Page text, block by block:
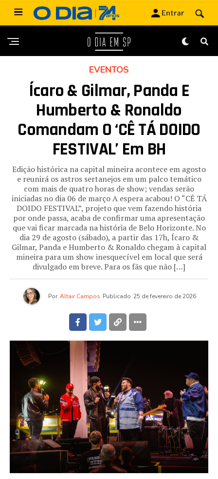
EVENTOS
Ícaro & Gilmar, Panda E
Humberto & Ronaldo
Comandam O ‘CÊ TÁ DOIDO
FESTIVAL’ Em BH
Edição histórica na capital mineira acontece em agosto
e reunirá os astros sertanejos em um palco temático
com mais de quatro horas de show; vendas serão
iniciadas no dia 06 de março A espera acabou! O “CÊ TÁ
DOIDO FESTIVAL”, projeto que vem fazendo história
por onde passa, acaba de confirmar uma apresentação
que vai ficar marcada na história de Belo Horizonte. No
dia 29 de agosto (sábado), a partir das 17h, Ícaro &
Gilmar, Panda e Humberto & Ronaldo chegam à capital
mineira para um show inesquecível em local que será
divulgado em breve. Para os fãs que não […]
Por Altair Campos Publicado 25 de fevereiro de 2026